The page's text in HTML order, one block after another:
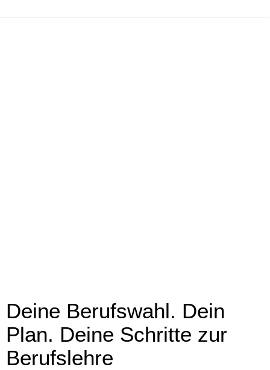
Deine Berufswahl. Dein
Plan. Deine Schritte zur
Berufslehre